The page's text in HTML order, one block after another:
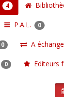
4
P.A.L. 0
0 A
0 Editeurs